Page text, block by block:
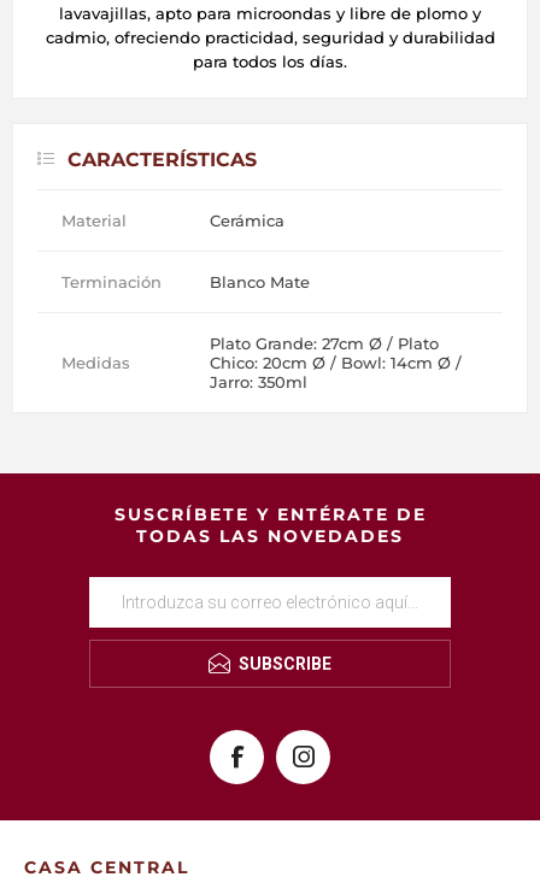
lavavajillas, apto para microondas y libre de plomo y
cadmio, ofreciendo practicidad, seguridad y durabilidad
para todos los días.
CARACTERÍSTICAS
Material Cerámica
Terminación Blanco Mate
Medidas
Plato Grande: 27cm Ø / Plato
Chico: 20cm Ø / Bowl: 14cm Ø /
Jarro: 350ml
SUSCRÍBETE Y ENTÉRATE DE
TODAS LAS NOVEDADES
SUBSCRIBE
CASA CENTRAL